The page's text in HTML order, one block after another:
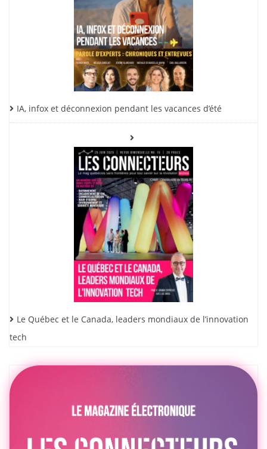
IA, infox et déconnexion pendant les vacances d’été
Le Québec et le Canada, leaders mondiaux de l’innovation
tech